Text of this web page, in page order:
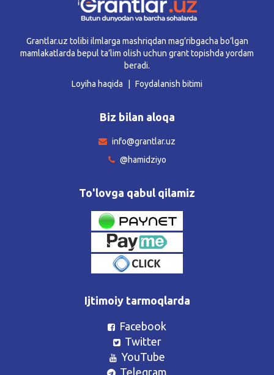
Grantlar.uz tolibi ilmlarga mashriqdan mag’ribgacha bo’lgan
mamlakatlarda bepul ta’lim olish uchun grant topishda yordam
beradi.
Loyiha haqida
Foydalanish bitimi
Biz bilan aloqa
info@grantlar.uz
@hamidziyo
To'lovga qabul qilamiz
Ijtimoiy tarmoqlarda
Facebook
Twitter
YouTube
Telegram